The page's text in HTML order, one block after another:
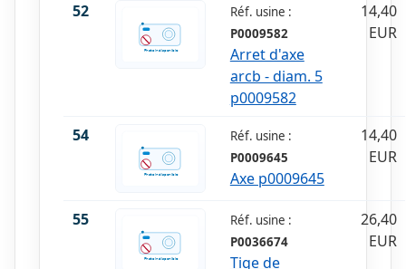
52
Réf. usine :
P0009582
Arret d'axe
arcb - diam. 5
p0009582
14,40
EUR
54
Réf. usine :
P0009645
Axe p0009645
14,40
EUR
55
Réf. usine :
P0036674
Tige de
26,40
EUR